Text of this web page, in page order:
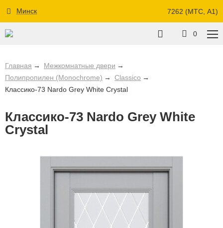
Минск 7262 (МТС, A1)
0
Главная
Межкомнатные двери
Полипропилен (Monochrome)
Classico
Классико-73 Nardo Grey White Crystal
Классико-73 Nardo Grey White
Crystal